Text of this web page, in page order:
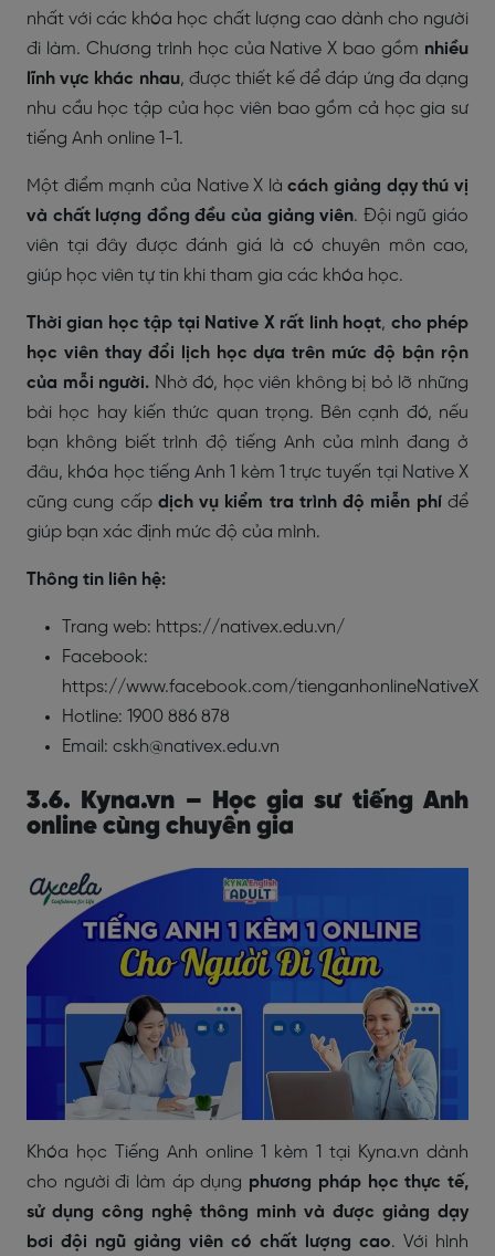
nhất với các khóa học chất lượng cao dành cho người
đi làm. Chương trình học của Native X bao gồm nhiều
lĩnh vực khác nhau, được thiết kế để đáp ứng đa dạng
nhu cầu học tập của học viên bao gồm cả học gia sư
tiếng Anh online 1-1.
Một điểm mạnh của Native X là cách giảng dạy thú vị
và chất lượng đồng đều của giảng viên. Đội ngũ giáo
viên tại đây được đánh giá là có chuyên môn cao,
giúp học viên tự tin khi tham gia các khóa học.
Thời gian học tập tại Native X rất linh hoạt, cho phép
học viên thay đổi lịch học dựa trên mức độ bận rộn
của mỗi người. Nhờ đó, học viên không bị bỏ lỡ những
bài học hay kiến thức quan trọng. Bên cạnh đó, nếu
bạn không biết trình độ tiếng Anh của mình đang ở
đâu, khóa học tiếng Anh 1 kèm 1 trực tuyến tại Native X
cũng cung cấp dịch vụ kiểm tra trình độ miễn phíđể
giúp bạn xác định mức độ của mình.
Thông tin liên hệ:
Trang web: https://nativex.edu.vn/
Facebook:
https://www.facebook.com/tienganhonlineNativeX
Hotline: 1900 886 878
Email: cskh@nativex.edu.vn
3.6. Kyna.vn – Học gia sư tiếng Anh
online cùng chuyên gia
Khóa học Tiếng Anh online 1 kèm 1 tại Kyna.vn dành
cho người đi làm áp dụng phương pháp học thực tế,
sử dụng công nghệ thông minh và được giảng dạy
bơi đội ngũ giảng viên có chất lượng cao. Với hình